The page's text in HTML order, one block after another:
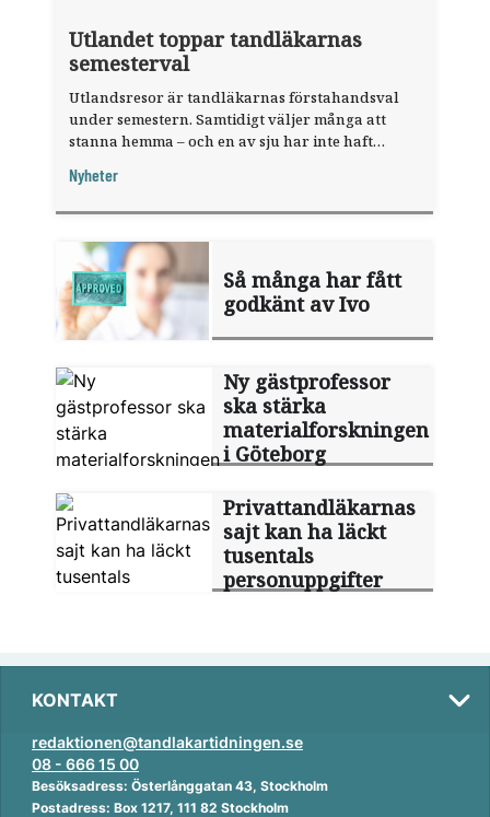
Utlandet toppar tandläkarnas
semesterval
Utlandsresor är tandläkarnas förstahandsval
under semestern. Samtidigt väljer många att
stanna hemma – och en av sju har inte haft
fråga".
Nyheter
Så många har fått
godkänt av Ivo
Ny gästprofessor
ska stärka
materialforskningen
i Göteborg
Privattandläkarnas
sajt kan ha läckt
tusentals
personuppgifter
KONTAKT
redaktionen@tandlakartidningen.se
08 - 666 15 00
Besöksadress: Österlånggatan 43, Stockholm
Postadress: Box 1217, 111 82 Stockholm